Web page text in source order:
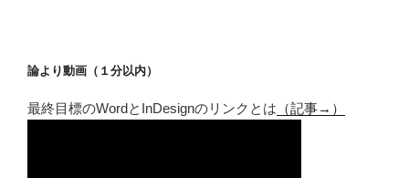
論より動画（１分以内）
最終目標のWordとInDesignのリンクとは （記事→）